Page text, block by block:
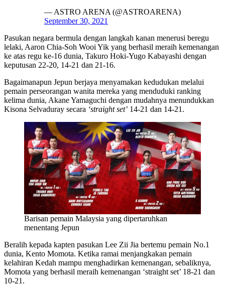
— ASTRO ARENA (@ASTROARENA)
September 30, 2021
Pasukan negara bermula dengan langkah kanan menerusi beregu
lelaki, Aaron Chia-Soh Wooi Yik yang berhasil meraih kemenangan
ke atas regu ke-16 dunia, Takuro Hoki-Yugo Kabayashi dengan
keputusan 22-20, 14-21 dan 21-16.
Bagaimanapun Jepun berjaya menyamakan kedudukan melalui
pemain perseorangan wanita mereka yang menduduki ranking
kelima dunia, Akane Yamaguchi dengan mudahnya menundukkan
Kisona Selvaduray secara ‘straight set’ 14-21 dan 14-21.
Barisan pemain Malaysia yang dipertaruhkan
menentang Jepun
Beralih kepada kapten pasukan Lee Zii Jia bertemu pemain No.1
dunia, Kento Momota. Ketika ramai menjangkakan pemain
kelahiran Kedah mampu menghadirkan kemenangan, sebaliknya,
Momota yang berhasil meraih kemenangan ‘straight set’ 18-21 dan
10-21.